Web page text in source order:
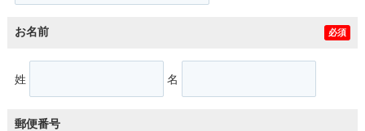
お名前 必須
姓 名
郵便番号